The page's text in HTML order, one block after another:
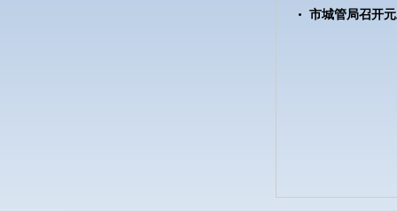
市城管局召开